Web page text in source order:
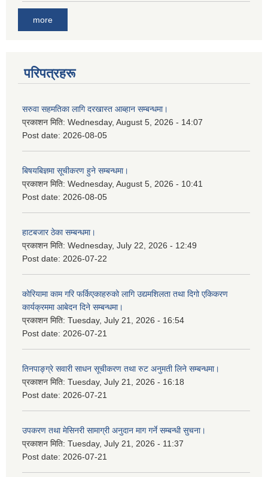
more
परिपत्रहरू
सरुवा सहमतिका लागि दरखास्त आब्हान सम्बन्धमा।
प्रकाशन मिति: Wednesday, August 5, 2026 - 14:07
Post date: 2026-08-05
बिषयबिज्ञमा सूचीकरण हुने सम्बन्धमा।
प्रकाशन मिति: Wednesday, August 5, 2026 - 10:41
Post date: 2026-08-05
हाटबजार ठेका सम्बन्धमा।
प्रकाशन मिति: Wednesday, July 22, 2026 - 12:49
Post date: 2026-07-22
कोरियामा काम गरि फर्किएकाहरुको लागि उद्यमशिलता तथा दिगो एकिकरण
कार्यक्रममा आबेदन दिने सम्बन्धमा।
प्रकाशन मिति: Tuesday, July 21, 2026 - 16:54
Post date: 2026-07-21
तिनपाङ्ग्रे सवारी साधन सूचीकरण तथा रुट अनुमती लिने सम्बन्धमा।
प्रकाशन मिति: Tuesday, July 21, 2026 - 16:18
Post date: 2026-07-21
उपकरण तथा मेसिनरी सामाग्री अनुदान माग गर्ने सम्बन्धी सुचना।
प्रकाशन मिति: Tuesday, July 21, 2026 - 11:37
Post date: 2026-07-21